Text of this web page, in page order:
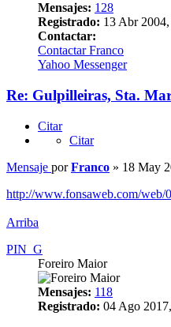
Mensajes: 128
Registrado: 13 Abr
Contactar:
Contactar Franco
Yahoo Messenger
Re: Gulpilleiras, Sta.
Citar
Citar
Mensaje porFranco » 18 May
http://www.fonsaweb.com/web/
Arriba
PIN_G
Foreiro Maior
Mensajes: 118
Registrado: 04 Ago